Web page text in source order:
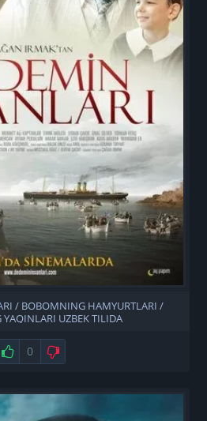
/ BOBOMNING HAMYURTLARI /
UZBEK TILIDA
Нравится
0 Не нравится